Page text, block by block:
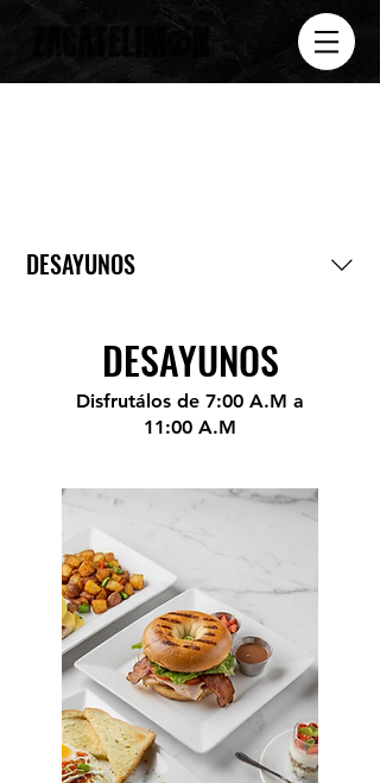
DESAYUNOS
DESAYUNOS
Disfrutálos de 7:00 A.M a
11:00 A.M